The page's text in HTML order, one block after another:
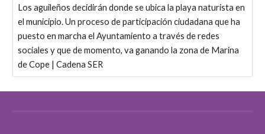
Los aguileños decidirán donde se ubica la playa naturista en
el municipio. Un proceso de participación ciudadana que ha
puesto en marcha el Ayuntamiento a través de redes
sociales y que de momento, va ganando la zona de Marina
de Cope | Cadena SER